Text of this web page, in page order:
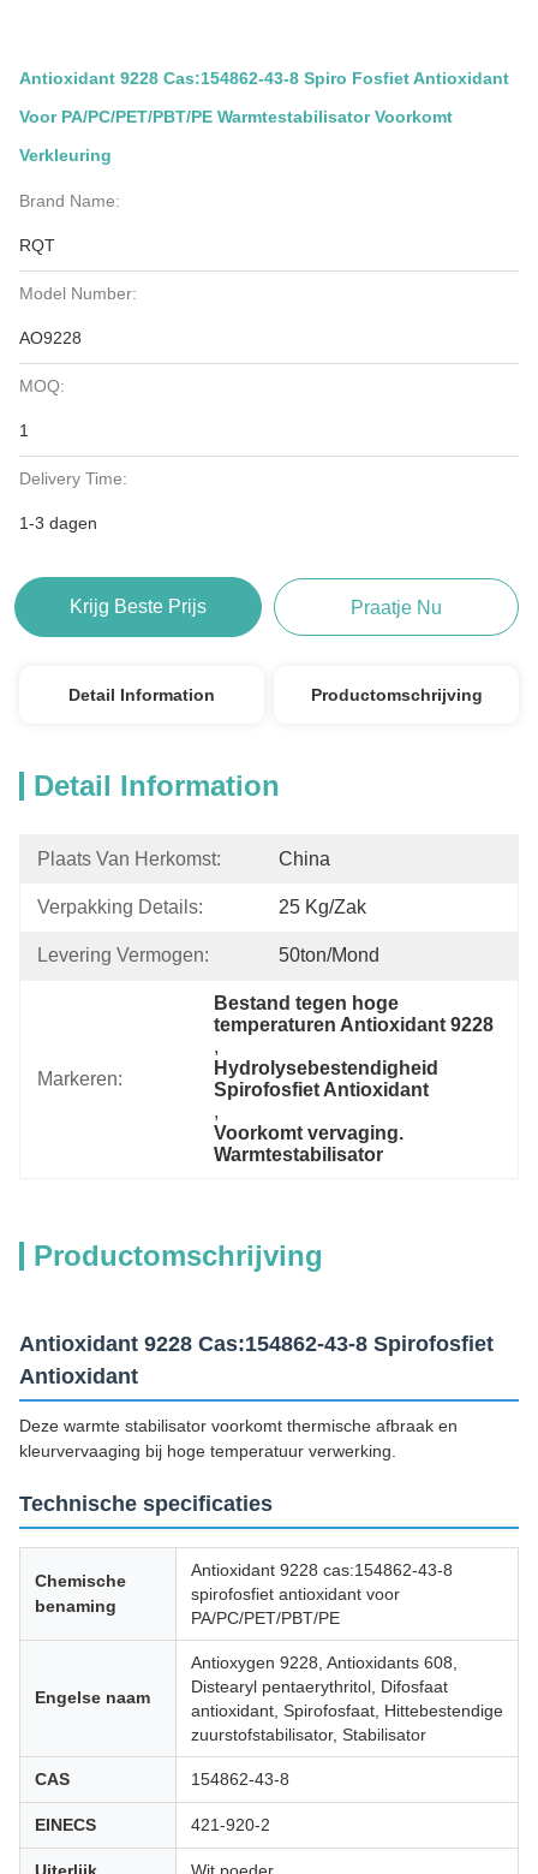
Antioxidant 9228 Cas:154862-43-8 Spiro Fosfiet Antioxidant
Voor PA/PC/PET/PBT/PE Warmtestabilisator Voorkomt
Verkleuring
Brand Name:
RQT
Model Number:
AO9228
MOQ:
1
Delivery Time:
1-3 dagen
Krijg Beste Prijs Praatje Nu
Detail Information Productomschrijving
Detail Information
Plaats Van Herkomst: China
Verpakking Details: 25 Kg/zak
Levering Vermogen: 50ton/mond
Markeren:
Bestand tegen hoge
temperaturen Antioxidant 9228
,
Hydrolysebestendigheid
Spirofosfiet Antioxidant
,
Voorkomt vervaging.
Warmtestabilisator
Productomschrijving
Antioxidant 9228 Cas:154862-43-8 Spirofosfiet
Antioxidant
Deze warmte stabilisator voorkomt thermische afbraak en
kleurvervaaging bij hoge temperatuur verwerking.
Technische specificaties
Chemische
benaming
Antioxidant 9228 cas:154862-43-8
spirofosfiet antioxidant voor
PA/PC/PET/PBT/PE
Engelse naam
Antioxygen 9228, Antioxidants 608,
Distearyl pentaerythritol, Difosfaat
antioxidant, Spirofosfaat, Hittebestendige
zuurstofstabilisator, Stabilisator
CAS 154862-43-8
EINECS 421-920-2